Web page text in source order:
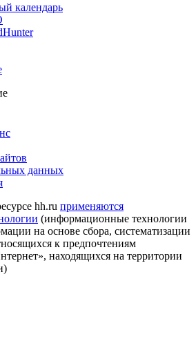
календарь
данных
hh.ru применяются
(информационные технологии
на основе сбора, систематизации
к предпочтениям
находящихся на территории